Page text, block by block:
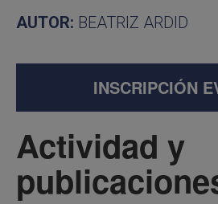
AUTOR: BEATRIZ ARDID
INSCRIPCIÓN
Actividad y